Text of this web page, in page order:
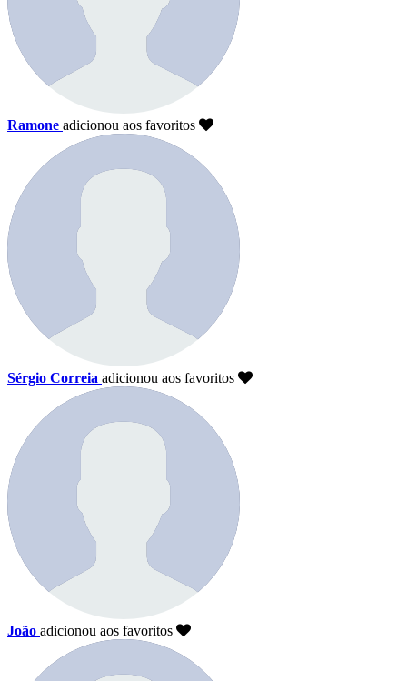
Ramone adicionou aos favoritos
Sérgio Correia adicionou aos favoritos
João adicionou aos favoritos